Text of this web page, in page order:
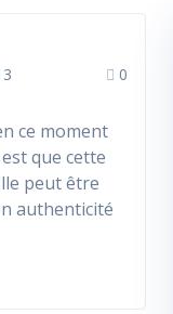
0
ce moment
que cette
peut être
authenticité